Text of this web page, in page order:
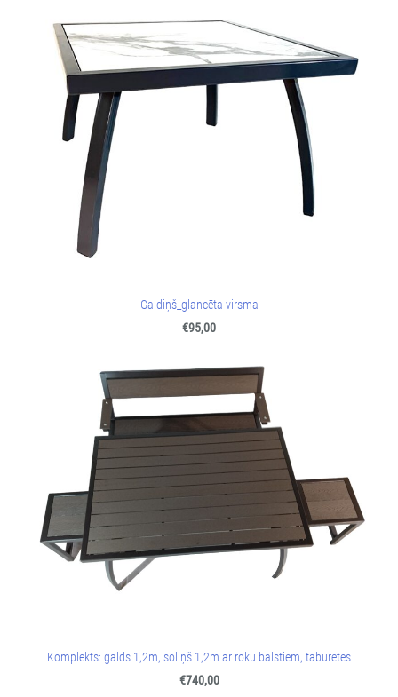
Galdiņš_glancēta virsma
€95,00
Komplekts: galds 1,2m, soliņš 1,2m ar roku balstiem, taburetes
€740,00